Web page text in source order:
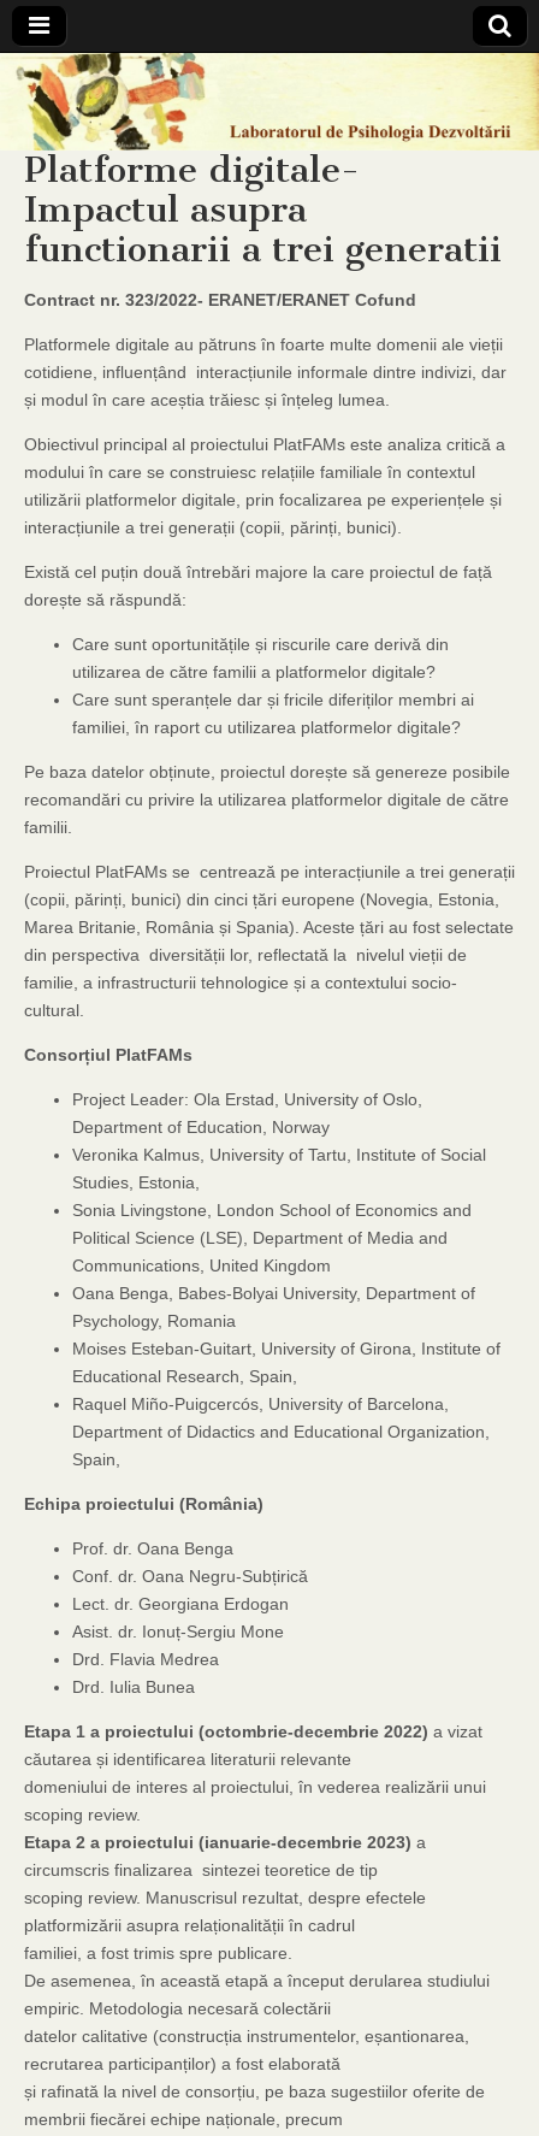
Laboratorul
de
Psihologia
Dezvoltarii
Platforme digitale-
Impactul asupra
functionarii a trei generatii
Contract nr. 323/2022- ERANET/ERANET Cofund
Platformele digitale au pătruns în foarte multe domenii ale vieții
cotidiene, influențând interacțiunile informale dintre indivizi, dar
și modul în care aceștia trăiesc și înțeleg lumea.
Obiectivul principal al proiectului PlatFAMs este analiza critică a
modului în care se construiesc relațiile familiale în contextul
utilizării platformelor digitale, prin focalizarea pe experiențele și
interacțiunile a trei generații (copii, părinți, bunici).
Există cel puțin două întrebări majore la care proiectul de față
dorește să răspundă:
Care sunt oportunitățile și riscurile care derivă din
utilizarea de către familii a platformelor digitale?
Care sunt speranțele dar și fricile diferiților membri ai
familiei, în raport cu utilizarea platformelor digitale?
Pe baza datelor obținute, proiectul dorește să genereze posibile
recomandări cu privire la utilizarea platformelor digitale de către
familii.
Proiectul PlatFAMs se centrează pe interacțiunile a trei generații
(copii, părinți, bunici) din cinci țări europene (Novegia, Estonia,
Marea Britanie, România și Spania). Aceste țări au fost selectate
din perspectiva diversității lor, reflectată la nivelul vieții de
familie, a infrastructurii tehnologice și a contextului socio-
cultural.
Consorțiul PlatFAMs
Project Leader: Ola Erstad, University of Oslo,
Department of Education, Norway
Veronika Kalmus, University of Tartu, Institute of Social
Studies, Estonia,
Sonia Livingstone, London School of Economics and
Political Science (LSE), Department of Media and
Communications, United Kingdom
Oana Benga, Babes-Bolyai University, Department of
Psychology, Romania
Moises Esteban-Guitart, University of Girona, Institute of
Educational Research, Spain,
Raquel Miño-Puigcercós, University of Barcelona,
Department of Didactics and Educational Organization,
Spain,
Echipa proiectului (România)
Prof. dr. Oana Benga
Conf. dr. Oana Negru-Subțirică
Lect. dr. Georgiana Erdogan
Asist. dr. Ionuț-Sergiu Mone
Drd. Flavia Medrea
Drd. Iulia Bunea
Etapa 1 a proiectului (octombrie-decembrie 2022) a vizat
căutarea și identificarea literaturii relevante
domeniului de interes al proiectului, în vederea realizării unui
scoping review.
Etapa 2 a proiectului (ianuarie-decembrie 2023) a
circumscris finalizarea sintezei teoretice de tip
scoping review. Manuscrisul rezultat, despre efectele
platformizării asupra relaționalității în cadrul
familiei, a fost trimis spre publicare.
De asemenea, în această etapă a început derularea studiului
empiric. Metodologia necesară colectării
datelor calitative (construcția instrumentelor, eșantionarea,
recrutarea participanților) a fost elaborată
și rafinată la nivel de consorțiu, pe baza sugestiilor oferite de
membrii fiecărei echipe naționale, precum